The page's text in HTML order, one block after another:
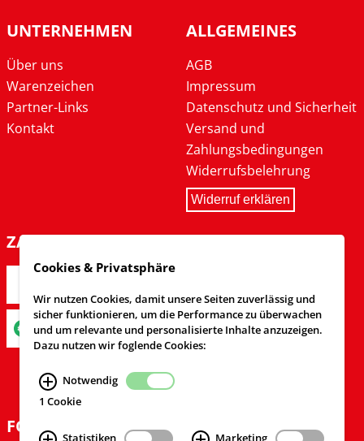
UNTERNEHMEN
Über uns
Warenzeichen
Partner-Links
Kontakt
ALLGEMEINES
AGB
Impressum
Datenschutz und Sicherheit
Versand und
Zahlungsbedingungen
Widerrufsbelehrung
Widerruf erklären
ZAHLARTEN
FOLGEN SIE UNS
Cookies & Privatsphäre
Wir nutzen Cookies, damit unsere Seiten zuverlässig und
sicher funktionieren, um die Performance zu überwachen
und um relevante und personalisierte Inhalte anzuzeigen.
Dazu nutzen wir foglende Cookies:
Notwendig
1 Cookie
Statistiken Marketing